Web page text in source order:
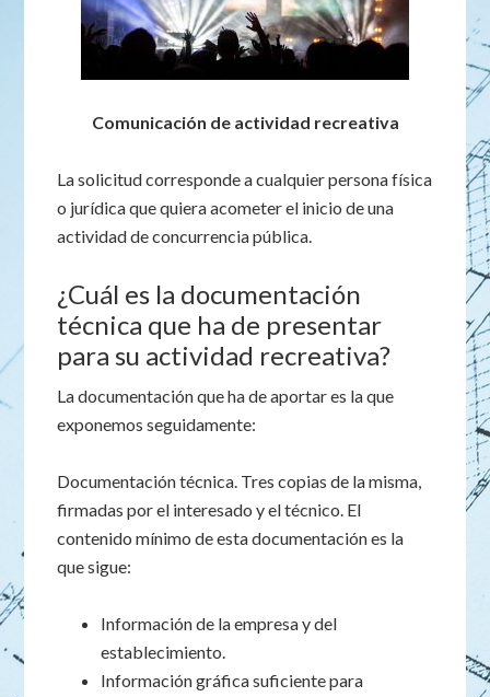
Comunicación de actividad recreativa
La solicitud corresponde a cualquier persona física
o jurídica que quiera acometer el inicio de una
actividad de concurrencia pública.
¿Cuál es la documentación
técnica que ha de presentar
para su actividad recreativa?
La documentación que ha de aportar es la que
exponemos seguidamente:
Documentación técnica. Tres copias de la misma,
firmadas por el interesado y el técnico. El
contenido mínimo de esta documentación es la
que sigue:
Información de la empresa y del
establecimiento.
Información gráfica suficiente para